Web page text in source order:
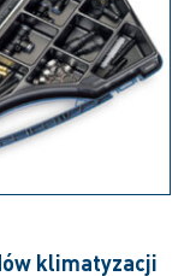
klimatyzacji